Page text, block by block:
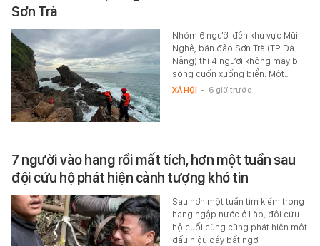
Sơn Trà
Nhóm 6 người đến khu vực Mũi
Nghê, bán đảo Sơn Trà (TP Đà
Nẵng) thì 4 người không may bị
sóng cuốn xuống biển. Một…
XÃ HỘI - 6 giờ trước
7 người vào hang rồi mất tích, hơn một tuần sau
đội cứu hộ phát hiện cảnh tượng khó tin
Sau hơn một tuần tìm kiếm trong
hang ngập nước ở Lào, đội cứu
hộ cuối cùng cũng phát hiện một
dấu hiệu đầy bất ngờ.